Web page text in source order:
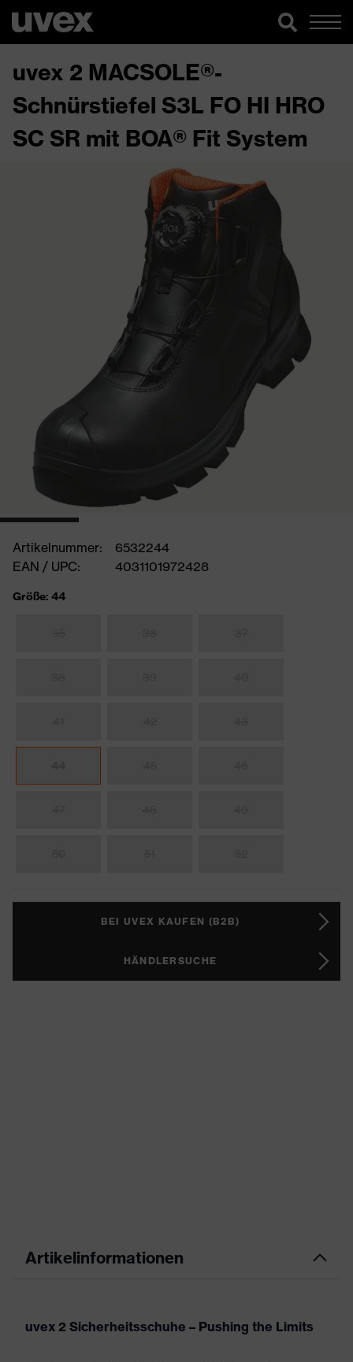
uvex 2 MACSOLE®-
Schnürstiefel S3L FO HI HRO
SC SR mit BOA® Fit System
Artikelnummer:
6532244
EAN / UPC:
4031101972428
Größe: 44
BEI UVEX KAUFEN (B2B)
HÄNDLERSUCHE
Artikelinformationen
uvex 2 Sicherheitsschuhe – Pushing the Limits